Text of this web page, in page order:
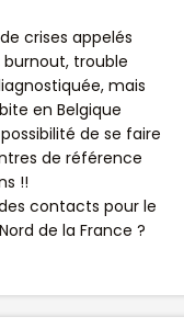
crises appelés
trouble
mais
en Belgique
de se faire
de référence
!!
contacts pour le
de la France ?